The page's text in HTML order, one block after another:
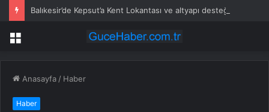
Balıkesir’de Kepsut’a Kent Lokantası ve altyapı desteği
Menü
Anasayfa / Haber
Haber